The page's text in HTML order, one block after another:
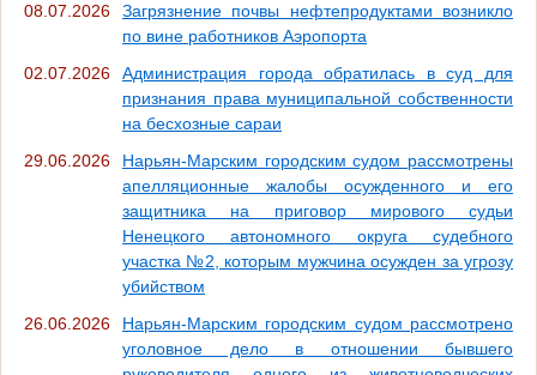
08.07.2026
Загрязнение почвы нефтепродуктами возникло
по вине работников Аэропорта
02.07.2026
Администрация города обратилась в суд для
признания права муниципальной собственности
на бесхозные сараи
29.06.2026
Нарьян-Марским городским судом рассмотрены
апелляционные жалобы осужденного и его
защитника на приговор мирового судьи
Ненецкого автономного округа судебного
участка №2, которым мужчина осужден за угрозу
убийством
26.06.2026
Нарьян-Марским городским судом рассмотрено
уголовное дело в отношении бывшего